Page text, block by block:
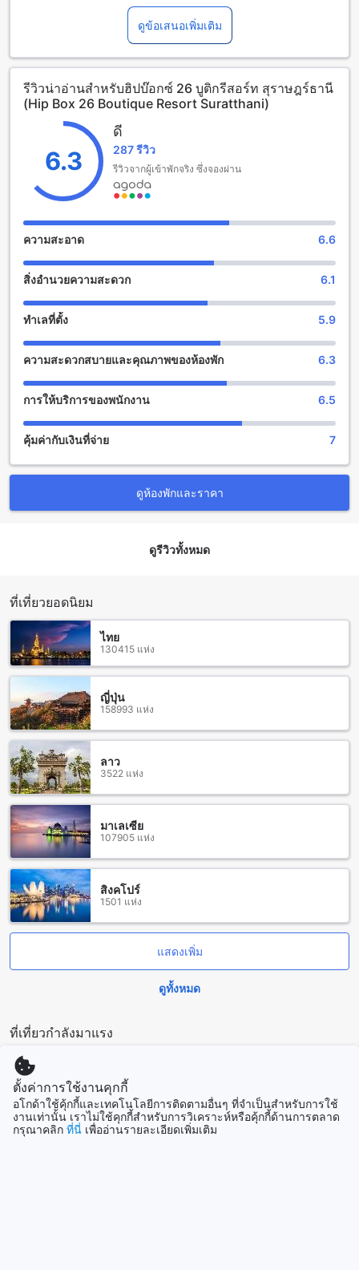
ดาวที่ตั้งอยู่ในเมืองสุราษฎร์ธานี ไทย โรงแรมนี้เป็นที่พักที่เหมาะ
สำหรับคนที่ต้องการพักผ่อนและสัมผัสกับธรรมชาติอันงดงามของ
สุราษฎร์ธานี โดยโรงแรมมีจำนวนห้องพักทั้งหมด 12 ห้อง ที่
สะดวกสบายและมีสิ่งอำนวยความสะดวกที่ครบครันเพื่อให้คุณ
สามารถพักผ่อนได้อย่างสบายใจ
โรงแรมฮิปบ๊อกซ์ 26 บูติกรีสอร์ท สุราษฎร์ธานี ได้รับการปรับปรุง
ล่าสุดในปี 2014 และสร้างขึ้นในปีเดียวกัน โดยระยะทางจาก
ศูนย์กลางเมืองมีค่าเพียง 0.1 กิโลเมตร ทำให้คุณสามารถเดินทาง
ไปยังสถานที่ต่างๆในเมืองได้อย่างสะดวกสบาย นอกจากนี้
โรงแรมยังมีเวลาเช็คอินตั้งแต่เวลา 12:00 น. เป็นต้นไปและเวลา
เช็คเอาท์จนถึงเวลา 02:00 น. ทำให้คุณสามารถเพลิดเพลินกับ
การเข้าพักได้ในช่วงเวลาที่เหมาะสม
โรงแรมยังมีนโยบายให้เด็กอายุตั้งแต่ 0 ถึง 1 ปีเข้าพักได้ฟรีโดย
สนุกสนานไร้ขีดจำกัดที่ฮิปบ๊อกซ์ 26 บูติกรีสอร์ท สุราษฎร์ธานี
ความสะดวกสำหรับการสนุกสนานไร้ขีดจำกัด ที่นี่มีบาร์ที่น่า
สนุกสนานได้ อีกทั้งยังมีบริการนวดที่พร้อมให้บริการเพื่อให้คุณได้
ผ่อนคลายและสดชื่น สวนที่สวยงามเป็นส่วนหนึ่งของสถานที่พักนี้
สวนได้ อีกทั้งยังมีพื้นที่รวมที่นั่งร่วมกันและพื้นที่รับชมทีวีที่คุณ
เท่านั้น ที่นี่ยังมีพื้นที่สแกนแสงอาทิตย์ที่คุณสามารถนั่งผ่อนคลาย
และสัมผัสความสดชื่นของแสงอาทิตย์ได้
สิ่งอำนวยความสะดวกสำหรับกีฬาและการออกกำลังกายที่ ฮิปบ๊
อกซ์ 26 บูติกรีสอร์ท สุราษฎร์ธานี
พัก ที่นี่คุณจะได้พบฟิตเนสเซ็นเตอร์ที่มีอุปกรณ์ครบครันเพื่อช่วย
เหมาะสำหรับการว่ายน้ำหรือพักผ่อนอย่างสุขภาพดีในช่วงเวลา
ว่างของคุณ นอกจากนี้ยังมีการให้เช่าอุปกรณ์กีฬาน้ำที่สนุกสนาน
ให้บริการฟรีสำหรับผู้เข้าพัก
สิ่งอำนวยความสะดวกที่ฮิปบ๊อกซ์ 26 บูติกรีสอร์ท สุราษฎร์ธานี
ฮิปบ๊อกซ์ 26 บูติกรีสอร์ท สุราษฎร์ธานี มีสิ่งอำนวยความสะดวกที่
หลากหลายเพื่อให้คุณมีประสบการณ์ที่สะดวกสบายในการเข้าพัก
ที่นี่คุณสามารถใช้บริการซักรีด รับบริการห้องพัก และเรียกรถเช่า
ได้จากพนักงานคอนซีเยอร์จากนั้นคุณสามารถเชื่อมต่อ Wi-Fi ใน
พื้นที่สาธารณะและห้องพักได้อย่างฟรี รวดเร็วและสะดวกสบาย
นอกจากนี้ยังมีบริการเช็คอิน/เช็คเอาท์แบบด่วน และพื้นที่เก็บ
สัมภาระสำหรับผู้เข้าพัก
สิ่งอำนวยความสะดวกในการเดินทางที่ ฮิปบ๊อกซ์ 26 บูติกรีสอร์ท
สุราษฎร์ธานี
ฮิปบ๊อกซ์ 26 บูติกรีสอร์ท สุราษฎร์ธานี มีสิ่งอำนวยความสะดวก
ในการเดินทางที่หลากหลายเพื่อให้คุณสามารถเดินทางไปยังที่
หมายของคุณได้อย่างสะดวกสบาย สำหรับผู้เข้าพักที่มาจากสนาม
บิน ที่พักมีบริการรถรับส่งจากสนามบินเพื่อให้คุณสามารถเดินทาง
รถรับส่งสำหรับการท่องเที่ยว ซึ่งช่วยให้คุณสามารถเยี่ยมชมสถาน
ที่ท่องเที่ยวต่างๆ ในสุราษฎร์ธานีได้อย่างสะดวกสบาย นอกจากนี้
ยังมีบริการที่จอดรถ รถรับส่งฟรี และบริการจัดหาตั๋วสำหรับคุณ
สิ่งอำนวยความสะดวกในการรับประทานอาหารที่ ฮิปบ๊อกซ์ 26
ฮิปบ๊อกซ์ 26 บูติกรีสอร์ท สุราษฎร์ธานี มีสิ่งอำนวยความสะดวกที่
ทันสมัยสำหรับการรับประทานอาหารของคุณ ที่นี่คุณสามารถ
เลือกใช้บริการห้องอาหารในห้องพักหรือสั่งอาหารจากห้องอาหาร
ไปยังห้องพักของคุณผ่านทางระบบรูมเซอร์วิสได้ตลอด 24 ชั่วโมง
ดูข้อเสนอเพิ่มเติม
รีวิวน่าอ่านสำหรับฮิปบ๊อกซ์ 26 บูติกรีสอร์ท สุราษฎร์ธานี
(Hip Box 26 Boutique Resort Suratthani)
6.3
ดี
287 รีวิว
รีวิวจากผู้เข้าพักจริง ซึ่งจองผ่าน
ความสะอาด 6.6
สิ่งอำนวยความสะดวก 6.1
ทำเลที่ตั้ง 5.9
ความสะดวกสบายและคุณภาพของห้องพัก 6.3
การให้บริการของพนักงาน 6.5
คุ้มค่ากับเงินที่จ่าย 7
ดูห้องพักและราคา
ดูรีวิวทั้งหมด
ที่เที่ยวยอดนิยม
ไทย
130415 แห่ง
ญี่ปุ่น
158993 แห่ง
ลาว
3522 แห่ง
มาเลเซีย
107905 แห่ง
สิงคโปร์
1501 แห่ง
แสดงเพิ่ม
ดูทั้งหมด
ที่เที่ยวกำลังมาแรง
โซล
ตั้งค่าการใช้งานคุกกี้
อโกด้าใช้คุ้กกี้และเทคโนโลยีการติดตามอื่นๆ ที่จำเป็นสำหรับการใช้
งานเท่านั้น เราไม่ใช้คุกกี้สำหรับการวิเคราะห์หรือคุ้กกี้ด้านการตลาด
กรุณาคลิก ที่นี่ เพื่ออ่านรายละเอียดเพิ่มเติม